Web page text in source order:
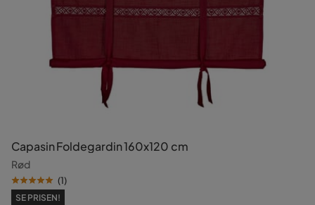
Capasin Foldegardin 160x120 cm
Rød
(1)
SE PRISEN!